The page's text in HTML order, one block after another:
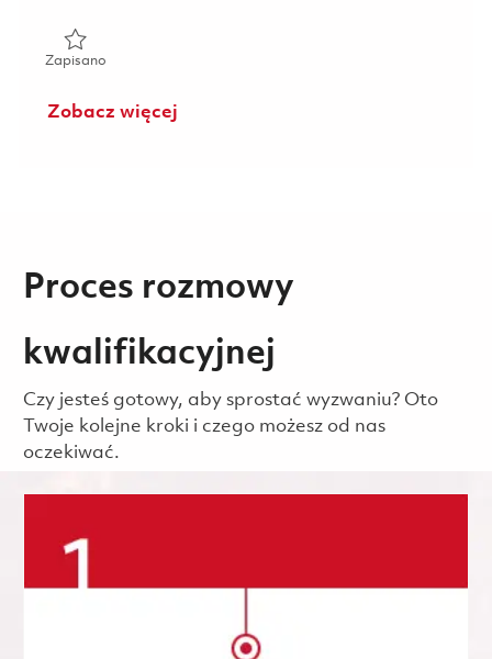
ZapisanoZapisano Młodszy Operator Linii Gięcia i Spawania
Zobacz więcej
Proces rozmowy
kwalifikacyjnej
Czy jesteś gotowy, aby sprostać wyzwaniu? Oto
Twoje kolejne kroki i czego możesz od nas
oczekiwać.